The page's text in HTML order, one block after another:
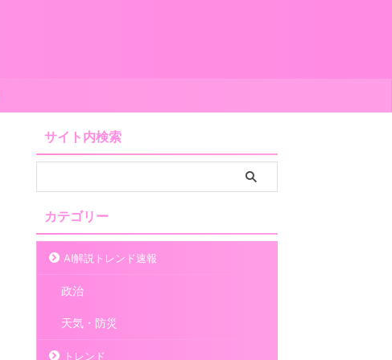
サイト内検索
カテゴリー
AI解説トレンド速報
政治
天気・防災
トレンド